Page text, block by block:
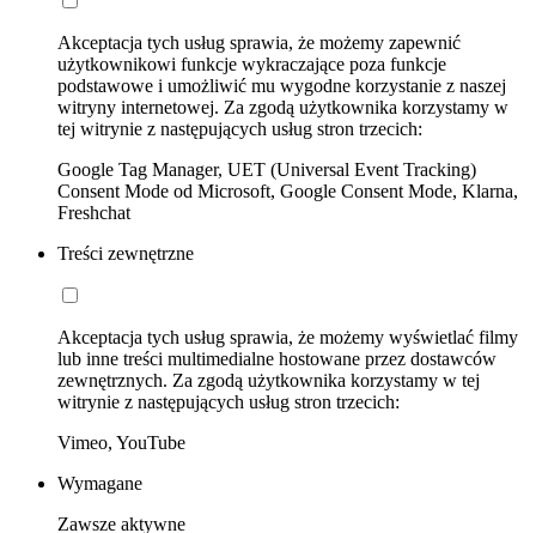
Akceptacja tych usług sprawia, że możemy zapewnić
użytkownikowi funkcje wykraczające poza funkcje
podstawowe i umożliwić mu wygodne korzystanie z naszej
witryny internetowej. Za zgodą użytkownika korzystamy w
tej witrynie z następujących usług stron trzecich:
Google Tag Manager, UET (Universal Event Tracking)
Consent Mode od Microsoft, Google Consent Mode, Klarna,
Freshchat
Treści zewnętrzne
Akceptacja tych usług sprawia, że możemy wyświetlać filmy
lub inne treści multimedialne hostowane przez dostawców
zewnętrznych. Za zgodą użytkownika korzystamy w tej
witrynie z następujących usług stron trzecich:
Vimeo, YouTube
Wymagane
Zawsze aktywne